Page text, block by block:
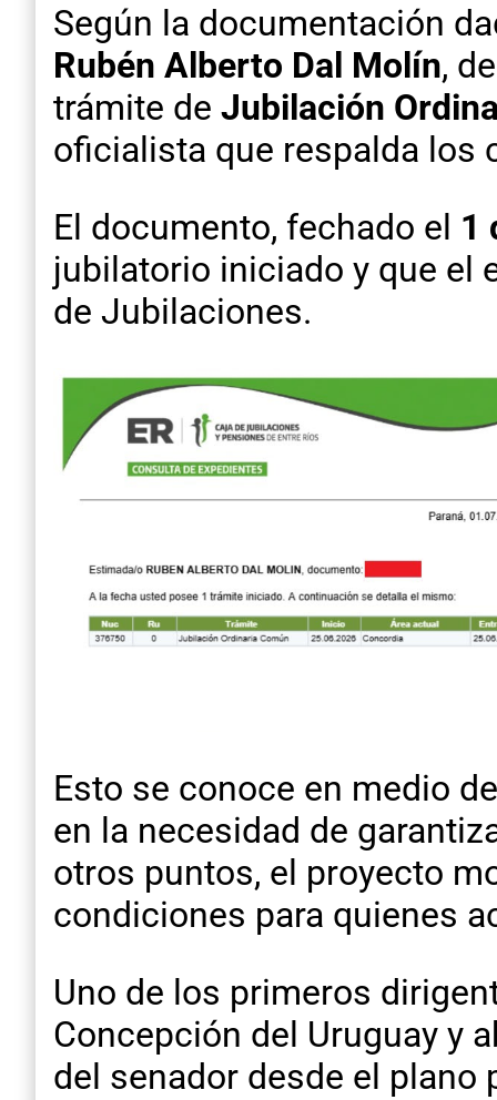
Según la documentación
Rubén Alberto Dal Molín,
trámite de Jubilación
oficialista que respalda los
El documento, fechado el 1
jubilatorio iniciado y que el
de Jubilaciones.
Esto se conoce en medio
en la necesidad de
otros puntos, el proyecto
condiciones para quienes
Uno de los primeros
Concepción del Uruguay y
del senador desde el plano